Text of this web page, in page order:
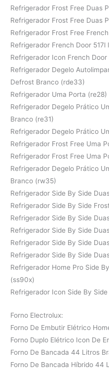
Refrigerador Frost Free Duas
Refrigerador Frost Free Duas
Refrigerador Frost Free
Refrigerador French Door 517l
Refrigerador Icon French
Refrigerador Degelo
Defrost Branco (rde33)
Refrigerador Uma Porta (re28)
Refrigerador Degelo Prático
Branco (re31)
Refrigerador Degelo Prático
Refrigerador Frost Free Uma
Refrigerador Frost Free Uma
Refrigerador Degelo Prático
Branco (rw35)
Refrigerador Side By Side
Refrigerador Side By Side
Refrigerador Side By Side
Refrigerador Side By Side
Refrigerador Side By Side
Refrigerador Side By Side
Refrigerador Home Pro Side
(ss90x)
Refrigerador Icon Side By
Forno Electrolux:
Forno De Embutir Elétrico
Forno Duplo Elétrico Icon De
Forno De Bancada 44 Litros
Forno De Bancada Híbrido 44